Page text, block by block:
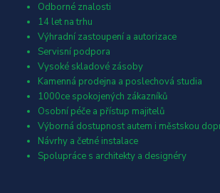
Odborné znalosti
14 let na trhu
Výhradní zastoupení a autorizace
Servisní podpora
Vysoké skladové zásoby
Kamenná prodejna a poslechová studia
1000ce spokojených zákazníků
Osobní péče a přístup majitelů
Výborná dostupnost autem i městskou
Návrhy a četné instalace
Spolupráce s architekty a designéry